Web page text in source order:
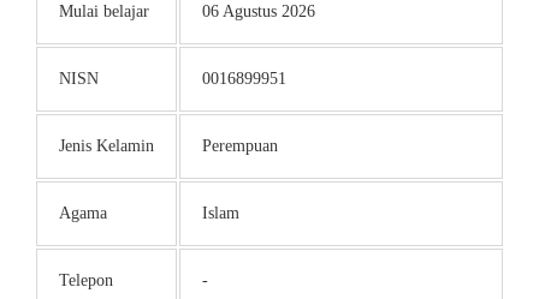
Download
RDM
Mulai belajar 06 Agustus 2026
NISN 0016899951
Jenis Kelamin Perempuan
Agama Islam
Telepon -